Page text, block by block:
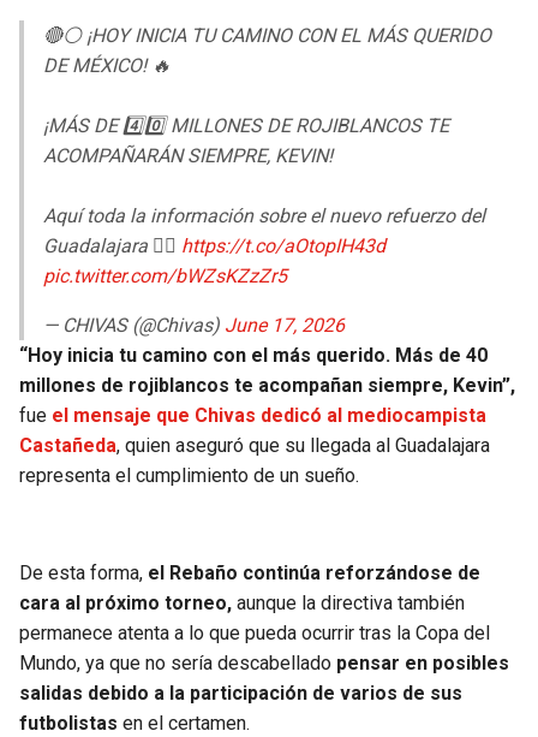
SAINTS
🔴⚪️ ¡HOY INICIA TU CAMINO CON EL MÁS QUERIDO
DE MÉXICO! 🔥
¡MÁS DE 4️⃣0️⃣ MILLONES DE ROJIBLANCOS TE
ACOMPAÑARÁN SIEMPRE, KEVIN!
Aquí toda la información sobre el nuevo refuerzo del
Guadalajara 👉🏻 https://t.co/aOtopIH43d
pic.twitter.com/bWZsKZzZr5
— CHIVAS (@Chivas) June 17, 2026
“Hoy inicia tu camino con el más querido. Más de 40
millones de rojiblancos te acompañan siempre, Kevin”,
fue el mensaje que Chivas dedicó al mediocampista
Castañeda, quien aseguró que su llegada al Guadalajara
representa el cumplimiento de un sueño.
De esta forma, el Rebaño continúa reforzándose de
cara al próximo torneo, aunque la directiva también
permanece atenta a lo que pueda ocurrir tras la Copa del
Mundo, ya que no sería descabellado pensar en posibles
salidas debido a la participación de varios de sus
futbolistas en el certamen.